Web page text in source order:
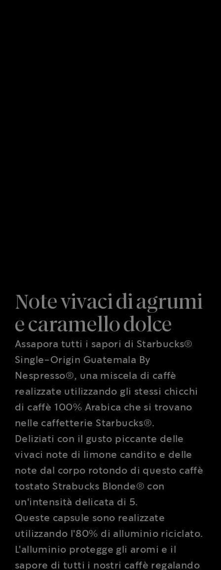
Note vivaci di agrumi
e caramello dolce
Assapora tutti i sapori di Starbucks®
Single-Origin Guatemala By
Nespresso®, una miscela di caffè
realizzate utilizzando gli stessi chicchi
di caffè 100% Arabica che si trovano
nelle caffetterie Starbucks®.
Deliziati con il gusto piccante delle
vivaci note di limone candito e delle
note dal corpo rotondo di questo caffè
tostato Strabucks Blonde® con
un'intensità delicata di 5.
Queste capsule sono realizzate
utilizzando l'80% di alluminio riciclato.
L'alluminio protegge gli aromi e il
sapore di tutti i nostri caffè regalando